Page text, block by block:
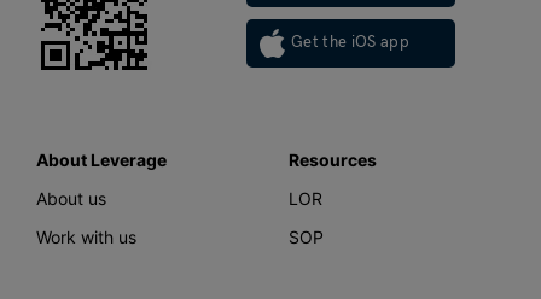
Get the iOS app
About Leverage
About us
Work with us
Resources
LOR
SOP